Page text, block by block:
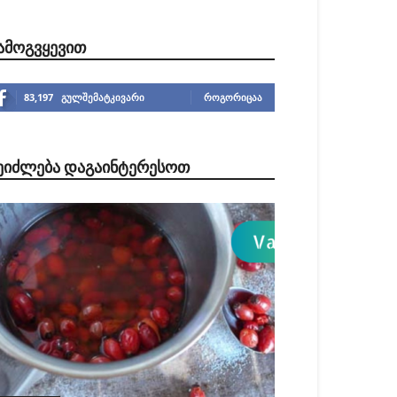
83,197 გულშემატკივარი ᲠᲝᲒᲝᲠᲘᲪᲐᲐ
ᲓᲐᲒᲐᲘᲜᲢᲔᲠᲔᲡᲝᲗ